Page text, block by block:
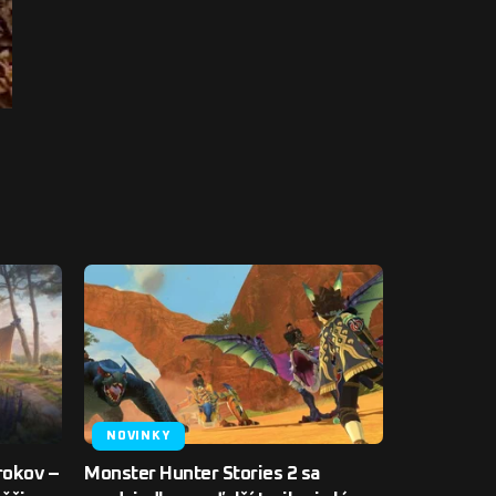
–
NOVINKY
Monster Hunter Stories 2 sa